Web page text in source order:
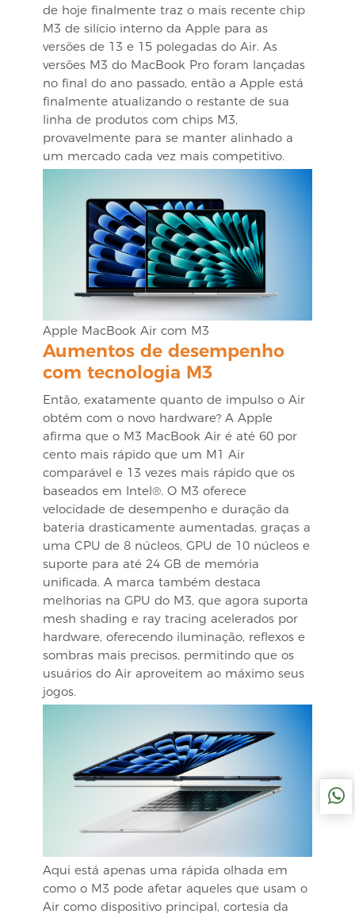
de hoje finalmente traz o mais recente chip
M3 de silício interno da Apple para as
versões de 13 e 15 polegadas do Air. As
versões M3 do MacBook Pro foram lançadas
no final do ano passado, então a Apple está
finalmente atualizando o restante de sua
linha de produtos com chips M3,
provavelmente para se manter alinhado a
um mercado cada vez mais competitivo.
Apple MacBook Air com M3
Aumentos de desempenho
com tecnologia M3
Então, exatamente quanto de impulso o Air
obtém com o novo hardware? A Apple
afirma que o M3 MacBook Air é até 60 por
cento mais rápido que um M1 Air
comparável e 13 vezes mais rápido que os
baseados em Intel®. O M3 oferece
velocidade de desempenho e duração da
bateria drasticamente aumentadas, graças a
uma CPU de 8 núcleos, GPU de 10 núcleos e
suporte para até 24 GB de memória
unificada. A marca também destaca
melhorias na GPU do M3, que agora suporta
mesh shading e ray tracing acelerados por
hardware, oferecendo iluminação, reflexos e
sombras mais precisos, permitindo que os
usuários do Air aproveitem ao máximo seus
jogos.
Aqui está apenas uma rápida olhada em
como o M3 pode afetar aqueles que usam o
Air como dispositivo principal, cortesia da